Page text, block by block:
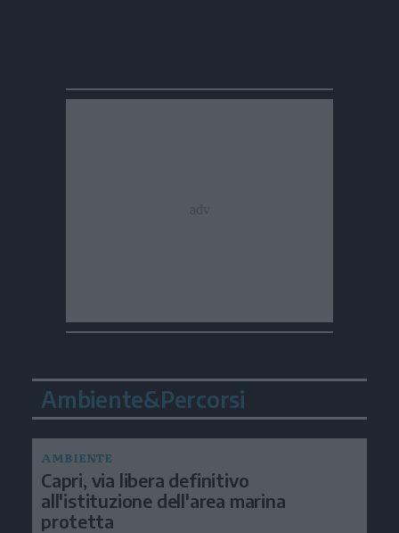
Ambiente&Percorsi
AMBIENTE
Capri, via libera definitivo
all'istituzione dell'area marina
protetta